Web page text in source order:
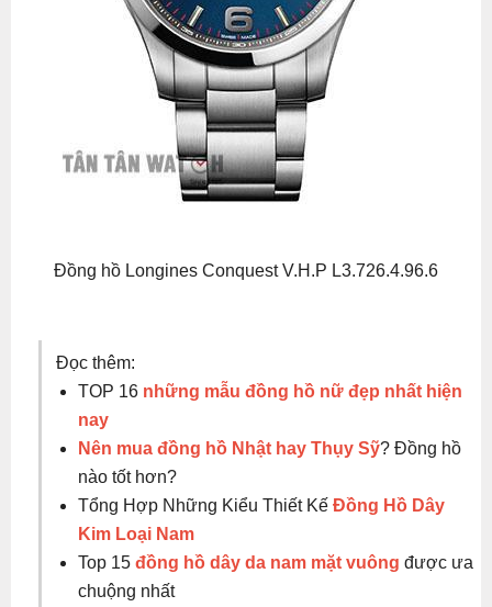
Đồng hồ Longines Conquest V.H.P L3.726.4.96.6
Đọc thêm:
TOP 16 những mẫu đồng hồ nữ đẹp nhất hiện
nay
Nên mua đồng hồ Nhật hay Thụy Sỹ? Đồng hồ
nào tốt hơn?
Tổng Hợp Những Kiểu Thiết Kế Đồng Hồ Dây
Kim Loại Nam
Top 15 đồng hồ dây da nam mặt vuông được ưa
chuộng nhất